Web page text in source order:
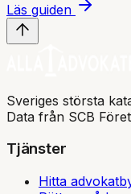
Läs guiden
Sveriges största
Data från SCB
Tjänster
Hitta